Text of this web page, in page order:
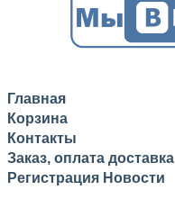
Главная
Корзина
Контакты
Заказ, оплата доставка
Регистрация Новости